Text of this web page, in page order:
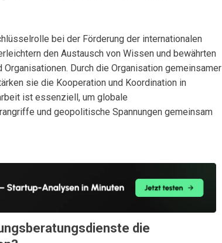
bei der Förderung der internationalen
den Austausch von Wissen und bewährten
Durch die Organisation gemeinsamer
sie die Kooperation und Koordination in
ist essenziell, um globale
und geopolitische Spannungen gemeinsam
die